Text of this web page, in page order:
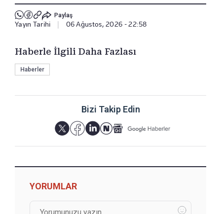
Paylaş
Yayın Tarihi 06 Ağustos, 2026 - 22:58
Haberle İlgili Daha Fazlası
Haberler
Bizi Takip Edin
YORUMLAR